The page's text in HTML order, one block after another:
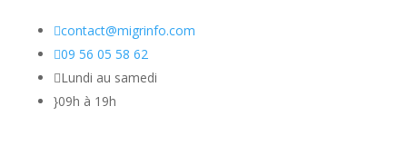
contact@migrinfo.com
09 56 05 58 62
Lundi au samedi
}09h à 19h